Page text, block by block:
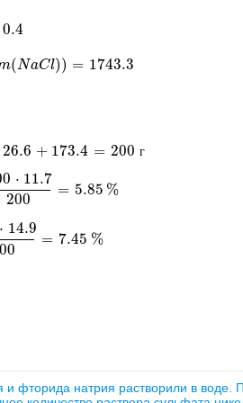
0.4
(NaCl)) = 1743.3
26.6 + 173.4 = 200 г
=200г
⋅ 11.7
200
= 5.85 %
200=5.85%
⋅ 14.9
= 7.45 %
200=7.45 %
фторида натрия растворили в воде.